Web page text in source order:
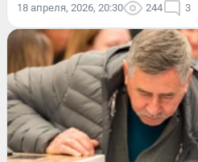
18 апреля, 2026, 20:30 244 3